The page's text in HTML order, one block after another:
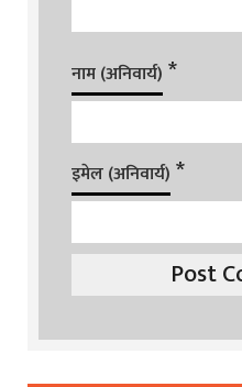
नाम (अनिवार्य) *
इमेल (अनिवार्य) *